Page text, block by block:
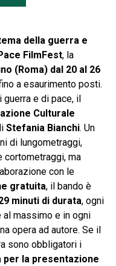
della guerra e
FilmFest, la
(Roma) dal 20 al 26
a esaurimento posti.
e di pace, il
Culturale
Stefania Bianchi. Un
di lungometraggi,
cortometraggi, ma
con le
gratuita, il bando è
minuti di durata, ogni
al massimo e in ogni
opera ad autore. Se il
sono obbligatori i
la presentazione